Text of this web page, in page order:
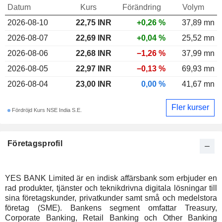
Företagsprofil
YES BANK Limited är en indisk affärsbank som erbjuder en
rad produkter, tjänster och teknikdrivna digitala lösningar till
sina företagskunder, privatkunder samt små och medelstora
företag (SME). Bankens segment omfattar Treasury,
Corporate Banking, Retail Banking och Other Banking
Datum Kurs Förändring
Volym
2026-08-10
22,75 INR +0,26 %
37,89 mn
2026-08-07
22,69 INR +0,04 %
25,52 mn
2026-08-06
22,68 INR −1,26 %
37,99 mn
2026-08-05
22,97 INR −0,13 %
69,93 mn
2026-08-04
23,00 INR 0,00 % 41,67 mn
Fördröjd Kurs NSE India S.E. Fler kurser